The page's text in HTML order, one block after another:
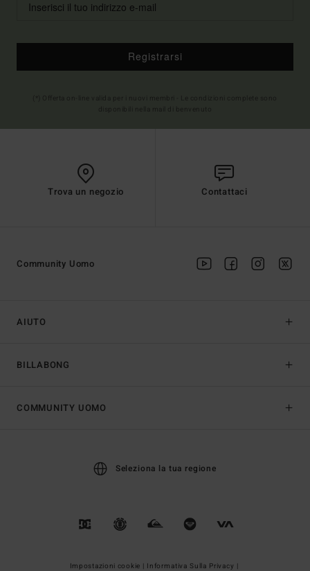
Registrarsi
Trova un negozio Contattaci
AIUTO
BILLABONG
Community Uomo
COMMUNITY UOMO
Seleziona la tua regione
Impostazioni cookie | Informativa Sulla Privacy |